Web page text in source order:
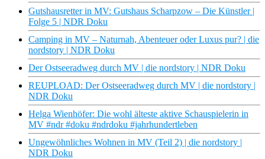
Gutshausretter in MV: Gutshaus Scharpzow – Die Künstler |
Folge 5 | NDR Doku
Camping in MV – Naturnah, Abenteuer oder Luxus pur? | die
nordstory | NDR Doku
Der Ostseeradweg durch MV | die nordstory | NDR Doku
REUPLOAD: Der Ostseeradweg durch MV | die nordstory |
NDR Doku
Helga Wienhöfer: Die wohl älteste aktive Schauspielerin in
MV #ndr #doku #ndrdoku #jahrhundertleben
Ungewöhnliches Wohnen in MV (Teil 2) | die nordstory |
NDR Doku